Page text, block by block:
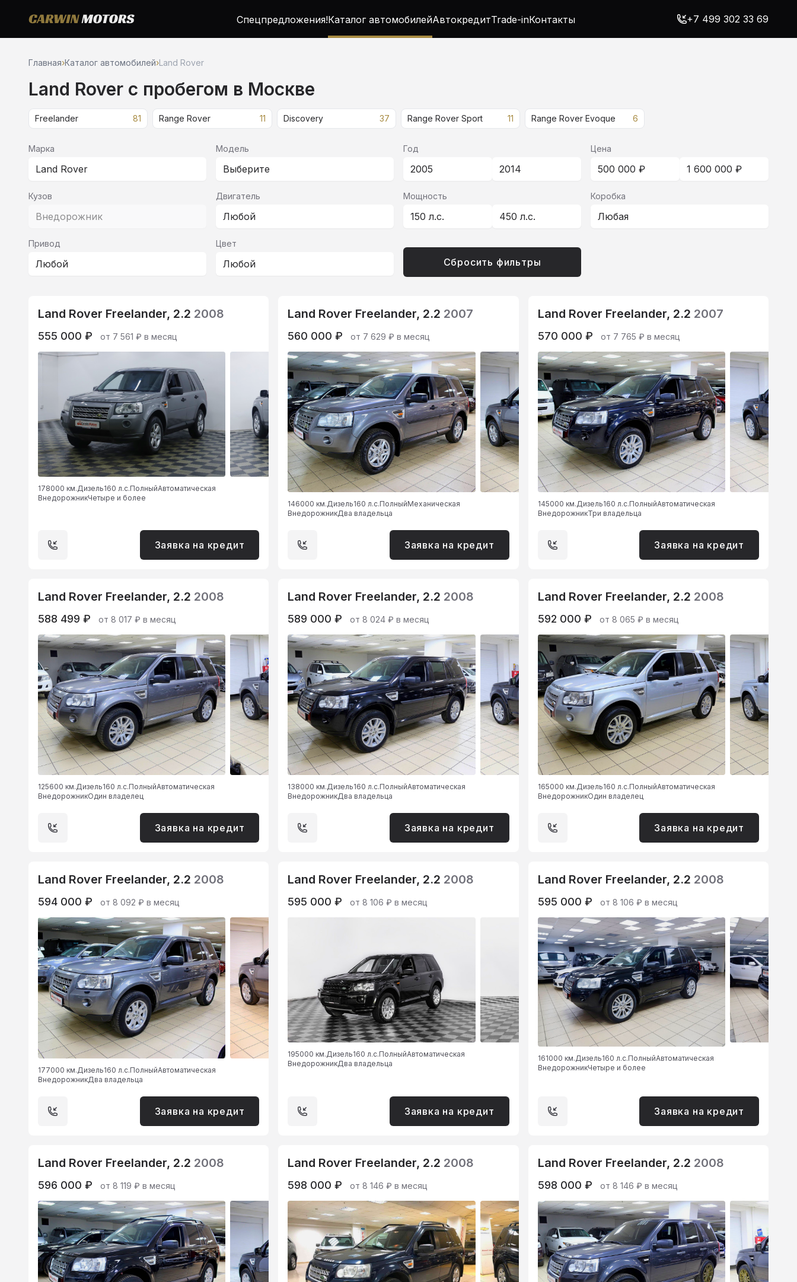
Спецпредложения!Каталог автомобилейАвтокредитTrade-inКонтакты +7 499 302 33 69
Главная›Каталог автомобилей›Land Rover
Land Rover c пробегом в Москве
Freelander 81 Range Rover 11 Discovery 37 Range Rover Sport 11 Range Rover Evoque 6
Марка
Land Rover
Модель
Выберите
Год
2005 2014
Цена
500 000 ₽ 1 600 000 ₽
Кузов
Внедорожник
Двигатель
Любой
Мощность
150 л.с. 450 л.с.
Коробка
Любая
Привод
Любой
Цвет
Любой Сбросить фильтры
Land Rover Freelander, 2.2 2008
555 000 ₽ от 7 561 ₽ в месяц
178000 км. Дизель160 л.с.ПолныйАвтоматическая
ВнедорожникЧетыре и более
Заявка на кредит
Land Rover Freelander, 2.2 2007
560 000 ₽ от 7 629 ₽ в месяц
146000 км.Дизель160 л.с.ПолныйМеханическая
ВнедорожникДва владельца
Заявка на кредит
Land Rover Freelander, 2.2 2007
570 000 ₽ от 7 765 ₽ в месяц
145000 км.Дизель160 л.с.ПолныйАвтоматическая
ВнедорожникТри владельца
Заявка на кредит
Land Rover Freelander, 2.2 2008
588 499 ₽ от 8 017 ₽ в месяц
125600 км.Дизель160 л.с.ПолныйАвтоматическая
ВнедорожникОдин владелец
Заявка на кредит
Land Rover Freelander, 2.2 2008
589 000 ₽ от 8 024 ₽ в месяц
138000 км.Дизель160 л.с.ПолныйАвтоматическая
ВнедорожникДва владельца
Заявка на кредит
Land Rover Freelander, 2.2 2008
592 000 ₽ от 8 065 ₽ в месяц
165000 км.Дизель160 л.с.ПолныйАвтоматическая
ВнедорожникОдин владелец
Заявка на кредит
Land Rover Freelander, 2.2 2008
594 000 ₽ от 8 092 ₽ в месяц
177000 км. Дизель160 л.с.ПолныйАвтоматическая
ВнедорожникДва владельца
Заявка на кредит
Land Rover Freelander, 2.2 2008
595 000 ₽ от 8 106 ₽ в месяц
195000 км.Дизель160 л.с.ПолныйАвтоматическая
ВнедорожникДва владельца
Заявка на кредит
Land Rover Freelander, 2.2 2008
595 000 ₽ от 8 106 ₽ в месяц
161000 км.Дизель160 л.с.ПолныйАвтоматическая
ВнедорожникЧетыре и более
Заявка на кредит
Land Rover Freelander, 2.2 2008
596 000 ₽ от 8 119 ₽ в месяц
Land Rover Freelander, 2.2 2008
598 000 ₽ от 8 146 ₽ в месяц
Land Rover Freelander, 2.2 2008
598 000 ₽ от 8 146 ₽ в месяц